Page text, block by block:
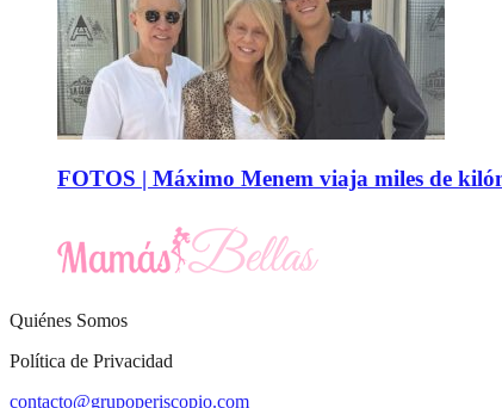
FOTOS | Máximo Menem viaja miles de
Quiénes Somos
Política de Privacidad
contacto@grupoperiscopio.com